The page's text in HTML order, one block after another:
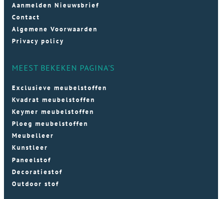
Aanmelden Nieuwsbrief
Contact
Algemene Voorwaarden
Privacy policy
MEEST BEKEKEN PAGINA'S
Exclusieve meubelstoffen
Kvadrat meubelstoffen
Keymer meubelstoffen
Ploeg meubelstoffen
Meubelleer
Kunstleer
Paneelstof
Decoratiestof
Outdoor stof